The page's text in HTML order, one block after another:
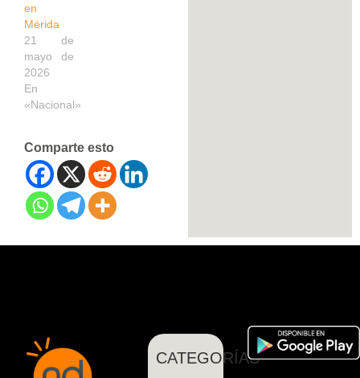
en
Mérida
21 de
mayo de
2026
En
«Nacional»
Comparte esto
CATEGORÍAS